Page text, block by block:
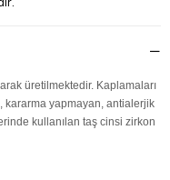
üretilmektedir. Kaplamaları
kararma yapmayan, antialerjik
kullanılan taş cinsi zirkon